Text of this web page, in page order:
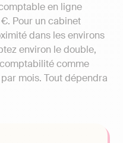
en ligne
Pour un cabinet
dans les environs
environ le double,
comme
mois. Tout dépendra